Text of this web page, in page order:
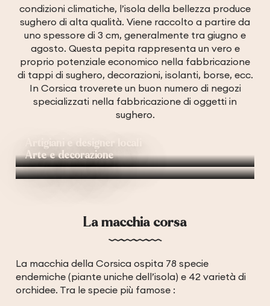
condizioni climatiche, l’isola della bellezza produce
sughero di alta qualità. Viene raccolto a partire da
uno spessore di 3 cm, generalmente tra giugno e
agosto. Questa pepita rappresenta un vero e
proprio potenziale economico nella fabbricazione
di tappi di sughero, decorazioni, isolanti, borse, ecc.
In Corsica troverete un buon numero di negozi
specializzati nella fabbricazione di oggetti in
sughero.
Artigiani e designer locali
Arte e decorazione
La macchia corsa
La macchia della Corsica ospita 78 specie
endemiche (piante uniche dell’isola) e 42 varietà di
orchidee. Tra le specie più famose :